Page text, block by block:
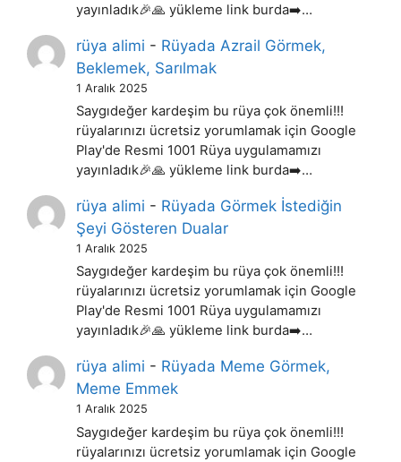
yayınladık🎉🙏 yükleme link burda➡️…
rüya alimi - Rüyada Azrail Görmek,
Beklemek, Sarılmak
1 Aralık 2025
Saygıdeğer kardeşim bu rüya çok önemli!!!
rüyalarınızı ücretsiz yorumlamak için Google
Play'de Resmi 1001 Rüya uygulamamızı
yayınladık🎉🙏 yükleme link burda➡️…
rüya alimi - Rüyada Görmek İstediğin
Şeyi Gösteren Dualar
1 Aralık 2025
Saygıdeğer kardeşim bu rüya çok önemli!!!
rüyalarınızı ücretsiz yorumlamak için Google
Play'de Resmi 1001 Rüya uygulamamızı
yayınladık🎉🙏 yükleme link burda➡️…
rüya alimi - Rüyada Meme Görmek,
Meme Emmek
1 Aralık 2025
Saygıdeğer kardeşim bu rüya çok önemli!!!
rüyalarınızı ücretsiz yorumlamak için Google